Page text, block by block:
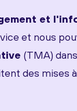
et
et nous
(TMA)
des mises